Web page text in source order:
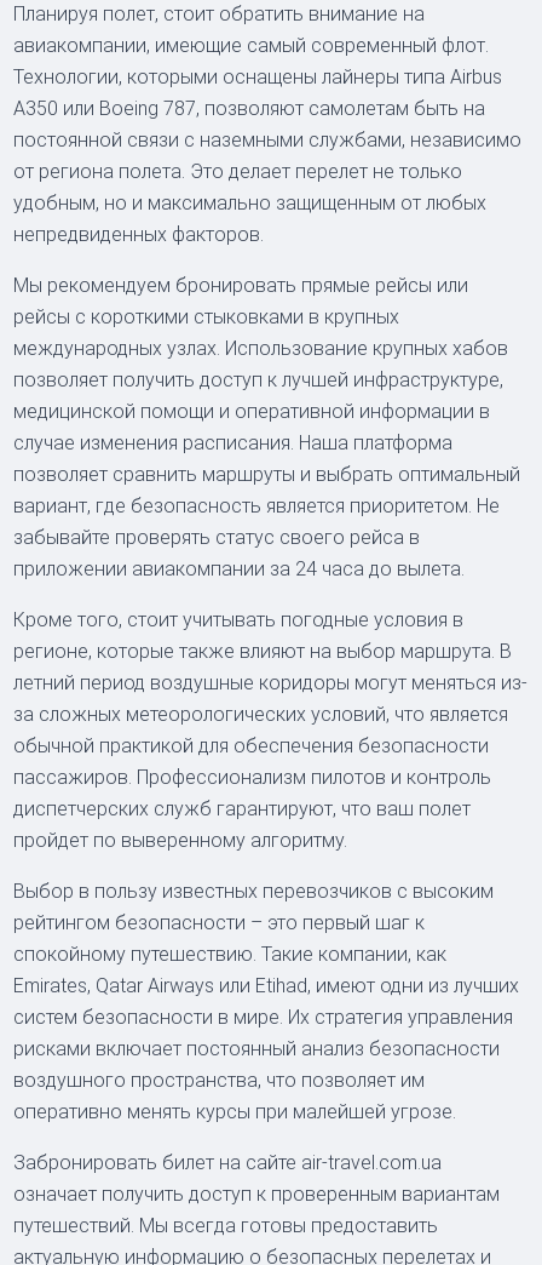
Планируя полет, стоит обратить внимание на
авиакомпании, имеющие самый современный флот.
Технологии, которыми оснащены лайнеры типа Airbus
A350 или Boeing 787, позволяют самолетам быть на
постоянной связи с наземными службами, независимо
от региона полета. Это делает перелет не только
удобным, но и максимально защищенным от любых
непредвиденных факторов.
Мы рекомендуем бронировать прямые рейсы или
рейсы с короткими стыковками в крупных
международных узлах. Использование крупных хабов
позволяет получить доступ к лучшей инфраструктуре,
медицинской помощи и оперативной информации в
случае изменения расписания. Наша платформа
позволяет сравнить маршруты и выбрать оптимальный
вариант, где безопасность является приоритетом. Не
забывайте проверять статус своего рейса в
приложении авиакомпании за 24 часа до вылета.
Кроме того, стоит учитывать погодные условия в
регионе, которые также влияют на выбор маршрута. В
летний период воздушные коридоры могут меняться из-
за сложных метеорологических условий, что является
обычной практикой для обеспечения безопасности
пассажиров. Профессионализм пилотов и контроль
диспетчерских служб гарантируют, что ваш полет
пройдет по выверенному алгоритму.
Выбор в пользу известных перевозчиков с высоким
рейтингом безопасности – это первый шаг к
спокойному путешествию. Такие компании, как
Emirates, Qatar Airways или Etihad, имеют одни из лучших
систем безопасности в мире. Их стратегия управления
рисками включает постоянный анализ безопасности
воздушного пространства, что позволяет им
оперативно менять курсы при малейшей угрозе.
Забронировать билет на сайте air-travel.com.ua
означает получить доступ к проверенным вариантам
путешествий. Мы всегда готовы предоставить
актуальную информацию о безопасных перелетах и